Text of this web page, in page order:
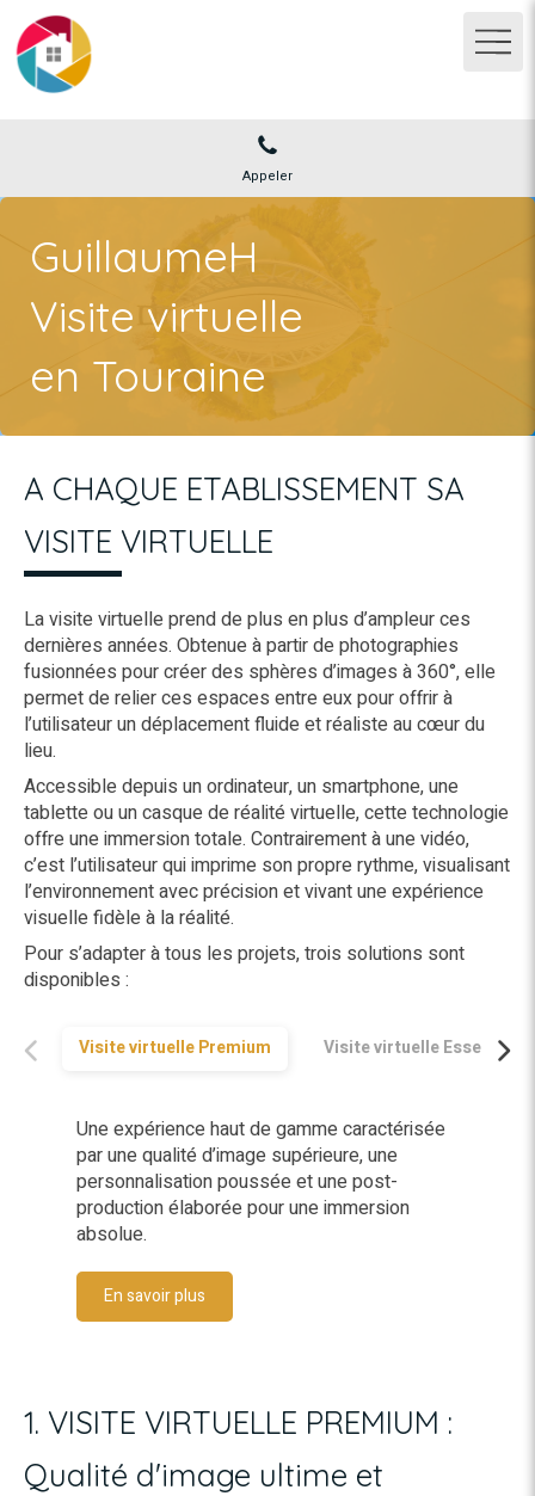
Appeler
GuillaumeH
Visite virtuelle
en Touraine
A CHAQUE ETABLISSEMENT SA
VISITE VIRTUELLE
La visite virtuelle prend de plus en plus d’ampleur ces
dernières années. Obtenue à partir de photographies
fusionnées pour créer des sphères d’images à 360°, elle
permet de relier ces espaces entre eux pour offrir à
l’utilisateur un déplacement fluide et réaliste au cœur du
lieu.
Accessible depuis un ordinateur, un smartphone, une
tablette ou un casque de réalité virtuelle, cette technologie
offre une immersion totale. Contrairement à une vidéo,
c’est l’utilisateur qui imprime son propre rythme, visualisant
l’environnement avec précision et vivant une expérience
visuelle fidèle à la réalité.
Pour s’adapter à tous les projets, trois solutions sont
disponibles :
Visite virtuelle Premium Visite virtuelle Essentielle
Une expérience haut de gamme caractérisée
par une qualité d’image supérieure, une
personnalisation poussée et une post-
production élaborée pour une immersion
absolue.
En savoir plus
1. VISITE VIRTUELLE PREMIUM :
Qualité d'image ultime et